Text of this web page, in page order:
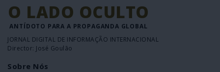
O LADO OCULTO
ANTÍDOTO PARA A PROPAGANDA GLOBAL
JORNAL DIGITAL DE INFORMAÇÃO INTERNACIONAL
Director: José Goulão
Sobre Nós